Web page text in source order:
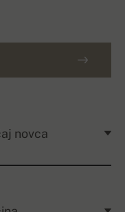
novca